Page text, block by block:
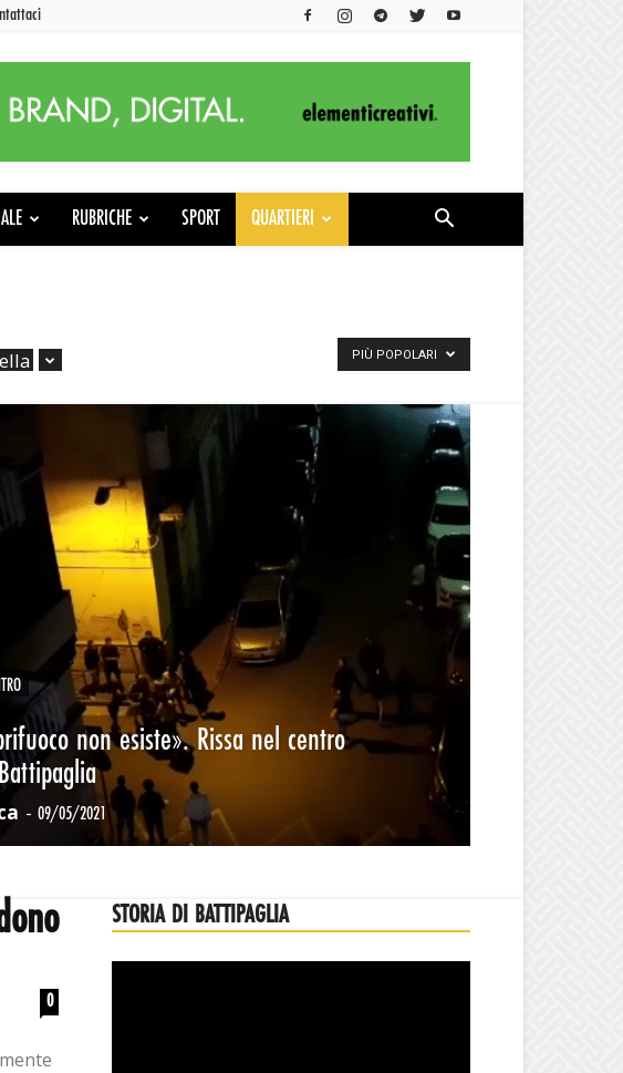
RUBRICHE SPORT QUARTIERI
PIÙ POPOLARI
non esiste». Rissa nel centro
- 09/05/2021
0
STORIA DI BATTIPAGLIA